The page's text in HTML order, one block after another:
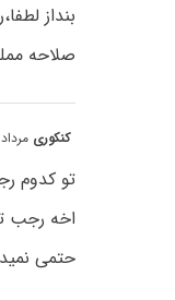
بنداز
صلاحه
کنکوری مرداد ۴, ۱۳۹۹ at ۶:۰۵ ب٫ظ
تو کدوم
اخه رجب
حتمی